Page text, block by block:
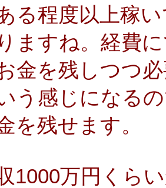
る程度以上稼
ますね。経費
金を残しつつ
う感じになる
を残せます。
1000万円くら